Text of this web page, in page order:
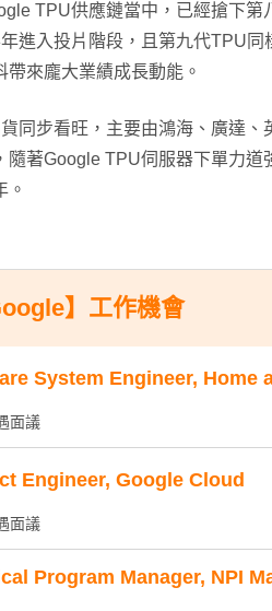
TPU供應鏈當中，已經搶下第
進入投片階段，且第九代TPU同
來龐大業績成長動能。
同步看旺，主要由鴻海、廣達、
隨著Google TPU伺服器下單力道
。
】工作機會
System Engineer, Home
面議
Engineer, Google Cloud
面議
Program Manager, NPI